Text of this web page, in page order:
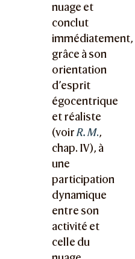
nuage et
conclut
immédiatement,
grâce à son
orientation
d’esprit
égocentrique
et réaliste
(voirR. M.,
chap. IV), à
une
participation
dynamique
entre son
activité et
celle du